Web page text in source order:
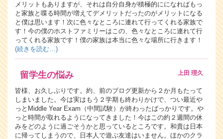
メリットもありますが、それは自分自身が積極的にになればもっ
と家族と喋る時間が増えてデメリットだったのがメリットになる
と僕は思います！次に色々なところに連れて行ってくれる家族で
す！今の僕のホストファミリーはこの、色々なところに連れて行
ってくれる家族です！僕の家族は本当に色々な場所に行きます！
(続きを読む…)
留学生の悩み 上田 理久
皆様、お久しぶりです。約、前のブログ更新から２か月もたって
しまいました。今は実はもう２学期も終わりかけで、つい最近や
っとMiddle Year Exam（中間試験）が終わったばっかりです。や
っと時間が取れるようになってきました！今はこの約２週間の休
みをどのように過ごそうかと思っているところです。和貴は日本
に帰ってしまうので、日本人で遊ぶ友達はいません。ほかのクラ